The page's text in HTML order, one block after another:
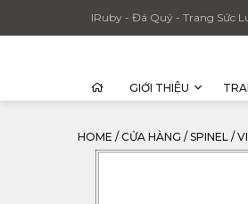
IRuby - Đá Quý - Trang Sức
GIỚI THIỆU
HOME / CỬA HÀNG / SPINEL /